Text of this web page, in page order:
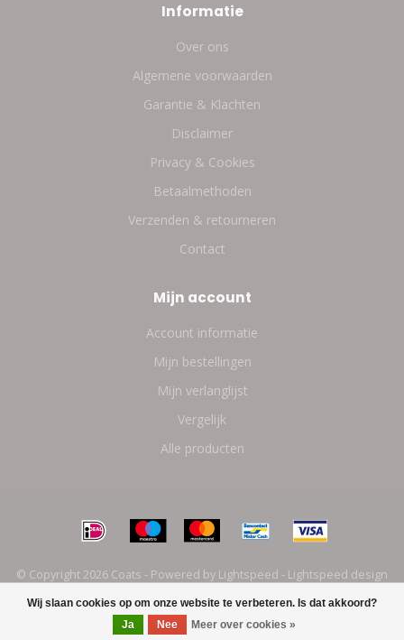
Wij slaan cookies op om onze website te verbeteren. Is dat akkoord?
Ja
Nee Meer over cookies »
Informatie
Over ons
Algemene voorwaarden
Garantie & Klachten
Disclaimer
Privacy & Cookies
Betaalmethoden
Verzenden & retourneren
Contact
Mijn account
Account informatie
Mijn bestellingen
Mijn verlanglijst
Vergelijk
Alle producten
© Copyright 2026 Coats - Powered by Lightspeed - Lightspeed design
byDyvelopment